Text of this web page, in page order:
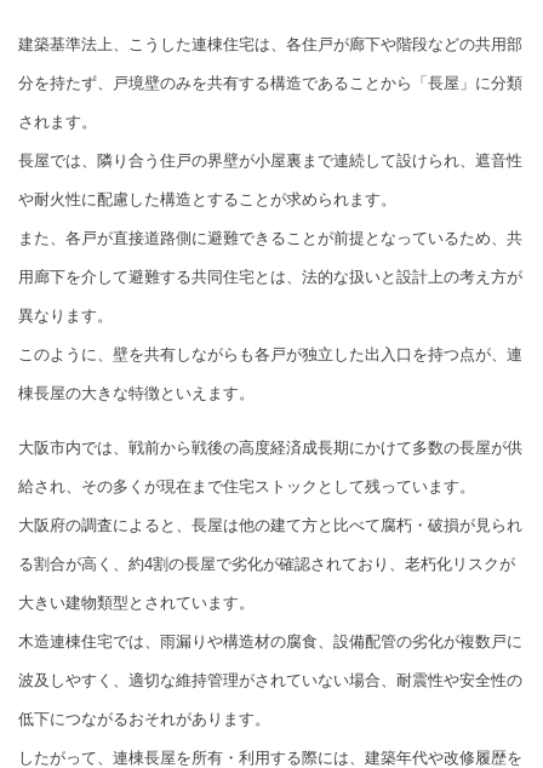
建築基準法上、こうした連棟住宅は、各住戸が廊下や階段などの共用部
分を持たず、戸境壁のみを共有する構造であることから「長屋」に分類
されます。
長屋では、隣り合う住戸の界壁が小屋裏まで連続して設けられ、遮音性
や耐火性に配慮した構造とすることが求められます。
また、各戸が直接道路側に避難できることが前提となっているため、共
用廊下を介して避難する共同住宅とは、法的な扱いと設計上の考え方が
異なります。
このように、壁を共有しながらも各戸が独立した出入口を持つ点が、連
棟長屋の大きな特徴といえます。
大阪市内では、戦前から戦後の高度経済成長期にかけて多数の長屋が供
給され、その多くが現在まで住宅ストックとして残っています。
大阪府の調査によると、長屋は他の建て方と比べて腐朽・破損が見られ
る割合が高く、約4割の長屋で劣化が確認されており、老朽化リスクが
大きい建物類型とされています。
木造連棟住宅では、雨漏りや構造材の腐食、設備配管の劣化が複数戸に
波及しやすく、適切な維持管理がされていない場合、耐震性や安全性の
低下につながるおそれがあります。
したがって、連棟長屋を所有・利用する際には、建築年代や改修履歴を